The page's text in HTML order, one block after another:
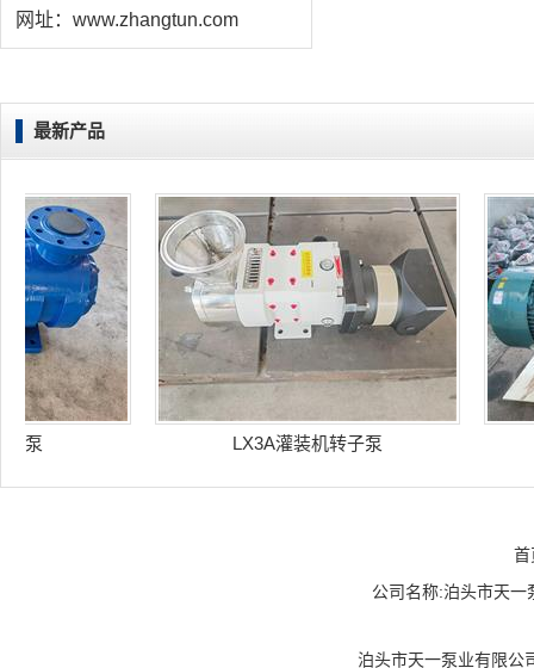
网址：www.zhangtun.com
最新产品
LX3A灌装机转子泵
首
公司名称:泊头市天
泊头市天一泵业有限公